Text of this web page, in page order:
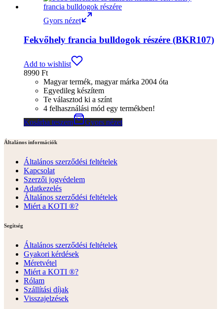
Gyors nézet
Fekvőhely francia bulldogok részére (BKR107)
Add to wishlist
8990 Ft
Magyar termék, magyar márka 2004 óta
Egyedileg készítem
Te választod ki a színt
4 felhasználási mód egy termékben!
Kosárba teszem
Gyors nézet
Általános információk
Általános szerződési feltételek
Kapcsolat
Szerzői jogvédelem
Adatkezelés
Általános szerződési feltételek
Miért a KOTI ®?
Segítség
Általános szerződési feltételek
Gyakori kérdések
Méretvétel
Miért a KOTI ®?
Rólam
Szállítási díjak
Visszajelzések